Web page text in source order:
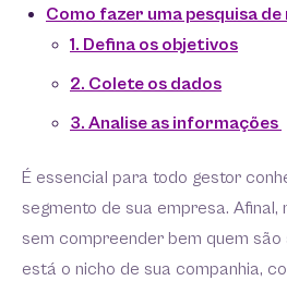
Como fazer uma pesquisa
1. Defina os objetivos
2. Colete os dados
3. Analise as informações
É essencial para todo gestor
segmento de sua empresa.
sem compreender bem quem
está o nicho de sua companhia,